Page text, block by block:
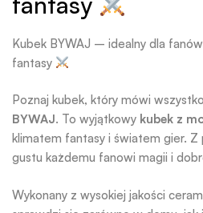
Kubek BYWAJ – idealny dla
fantasy
Poznaj kubek, który mówi
BYWAJ. To wyjątkowy kubek z
klimatem fantasy i światem gier.
gustu każdemu fanowi magii i
Wykonany z wysokiej jakości